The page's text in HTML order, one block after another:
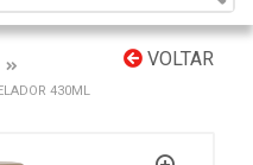
VOLTAR
430ML